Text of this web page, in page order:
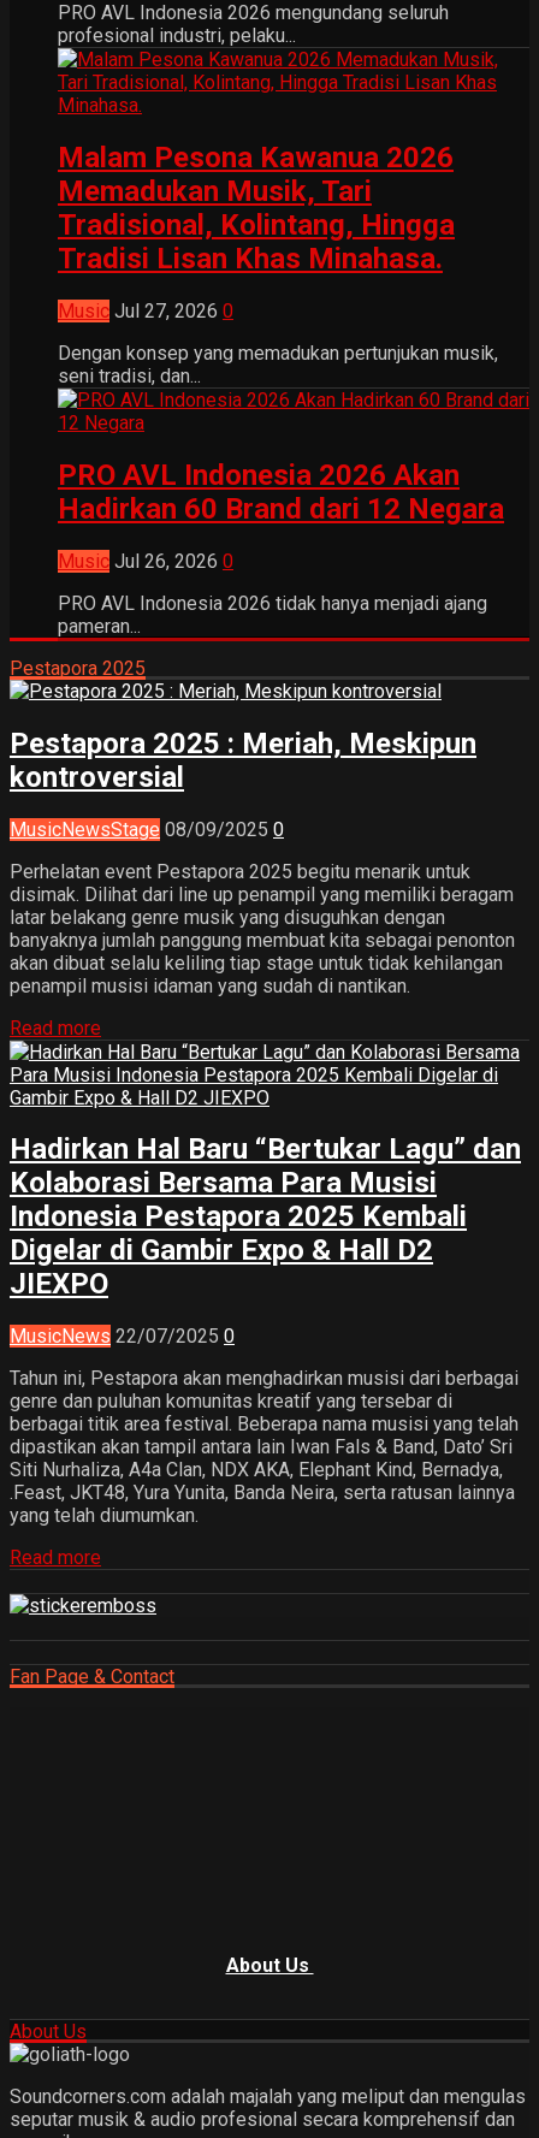
PRO AVL Indonesia 2026 mengundang seluruh
profesional industri, pelaku...
Malam Pesona Kawanua 2026
Memadukan Musik, Tari
Tradisional, Kolintang, Hingga
Tradisi Lisan Khas Minahasa.
Music Jul 27, 2026 0
Dengan konsep yang memadukan pertunjukan musik,
seni tradisi, dan...
PRO AVL Indonesia 2026 Akan
Hadirkan 60 Brand dari 12 Negara
Music Jul 26, 2026 0
PRO AVL Indonesia 2026 tidak hanya menjadi ajang
pameran...
Pestapora 2025
Pestapora 2025 : Meriah, Meskipun
kontroversial
MusicNewsStage 08/09/2025 0
Perhelatan event Pestapora 2025 begitu menarik untuk
disimak. Dilihat dari line up penampil yang memiliki beragam
latar belakang genre musik yang disuguhkan dengan
banyaknya jumlah panggung membuat kita sebagai penonton
akan dibuat selalu keliling tiap stage untuk tidak kehilangan
penampil musisi idaman yang sudah di nantikan.
Read more
Hadirkan Hal Baru “Bertukar Lagu” dan
Kolaborasi Bersama Para Musisi
Indonesia Pestapora 2025 Kembali
Digelar di Gambir Expo & Hall D2
JIEXPO
MusicNews 22/07/2025 0
Tahun ini, Pestapora akan menghadirkan musisi dari berbagai
genre dan puluhan komunitas kreatif yang tersebar di
berbagai titik area festival. Beberapa nama musisi yang telah
dipastikan akan tampil antara lain Iwan Fals & Band, Dato’ Sri
Siti Nurhaliza, A4a Clan, NDX AKA, Elephant Kind, Bernadya,
.Feast, JKT48, Yura Yunita, Banda Neira, serta ratusan lainnya
yang telah diumumkan.
Read more
Fan Page & Contact
About Us
About Us
Soundcorners.com adalah majalah yang meliput dan mengulas
seputar musik & audio profesional secara komprehensif dan